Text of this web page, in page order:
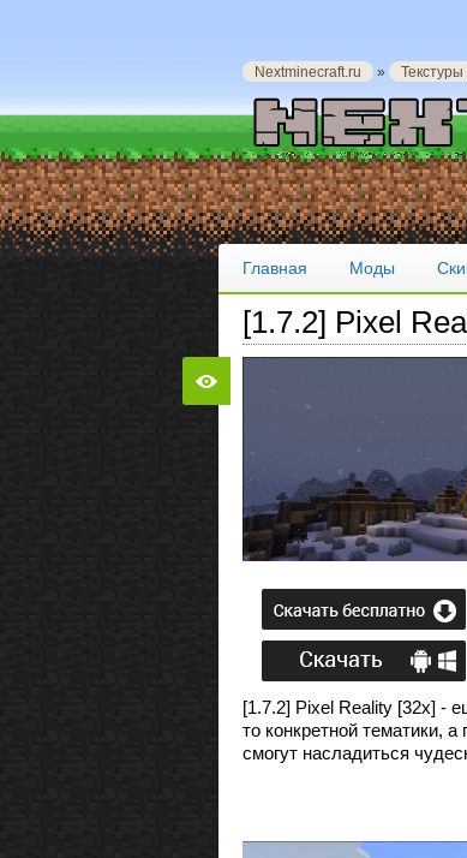
Nextminecraft.ru »
Главная Моды
[1.7.2] Pixel
[1.7.2] Pixel Reality [32x] -
то конкретной тематики,
смогут насладиться